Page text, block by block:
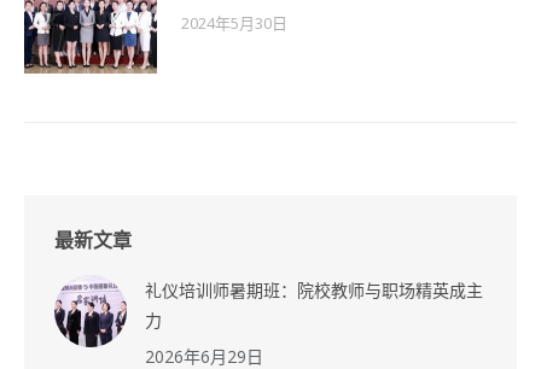
2024年5月30日
最新文章
礼仪培训师暑期班：院校教师与职场精英成主
力
2026年6月29日